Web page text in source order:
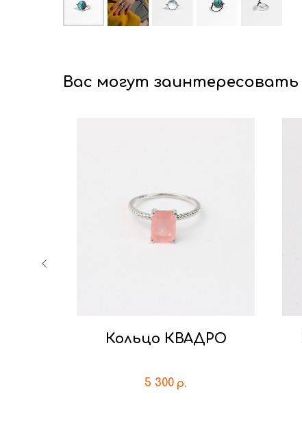
Вас могут заинтересовать
Кольцо КВАДРО
5 300 р.